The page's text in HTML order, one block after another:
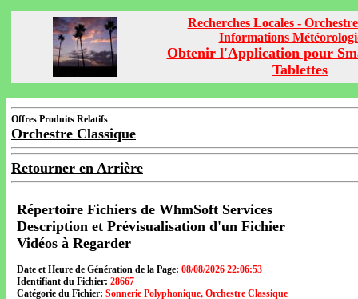
Recherches Locales -
Informations
Obtenir l'Application pour
Tablettes
Offres Produits Relatifs
Orchestre Classique
Retourner en Arrière
Répertoire Fichiers de WhmSoft Services
Description et Prévisualisation d'un Fichier
Vidéos à Regarder
Date et Heure de Génération de la Page: 08/08/2026 22:06:53
Identifiant du Fichier: 28667
Catégorie du Fichier: Sonnerie Polyphonique, Orchestre Classique